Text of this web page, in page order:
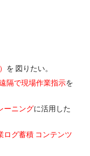
を 図りたい。
隔で現場作業指示を
ーニングに活用した
ログ蓄積 コンテンツ